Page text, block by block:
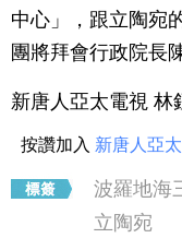
中心」，跟立陶宛
團將拜會行政院長
新唐人亞太電視 林
按讚加入 新唐人亞
波羅地海
立陶宛